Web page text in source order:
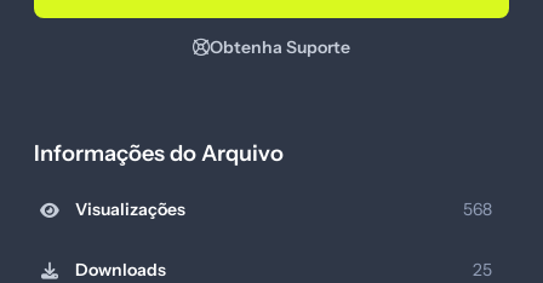
Obtenha Suporte
Informações do Arquivo
Visualizações 568
Downloads 25